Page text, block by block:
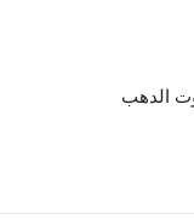
الدهب